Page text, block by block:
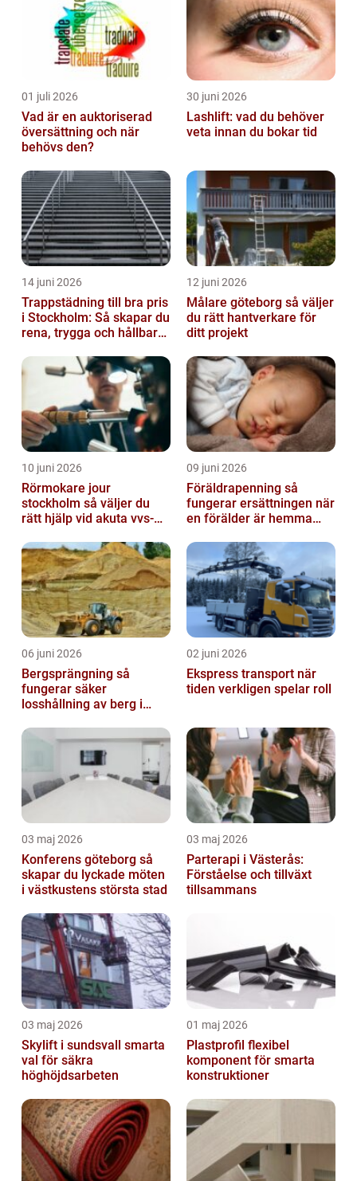
01 juli 2026
Vad är en auktoriserad
översättning och när
behövs den?
30 juni 2026
Lashlift: vad du behöver
veta innan du bokar tid
14 juni 2026
Trappstädning till bra pris
i Stockholm: Så skapar du
rena, trygga och hållbara
12 juni 2026
Målare göteborg så väljer
du rätt hantverkare för
ditt projekt
10 juni 2026
Rörmokare jour
stockholm så väljer du
rätt hjälp vid akuta vvs-
09 juni 2026
Föräldrapenning så
fungerar ersättningen när
en förälder är hemma
06 juni 2026
Bergsprängning så
fungerar säker
losshållning av berg i
02 juni 2026
Ekspress transport när
tiden verkligen spelar roll
03 maj 2026
Konferens göteborg så
skapar du lyckade möten
i västkustens största stad
03 maj 2026
Parterapi i Västerås:
Förståelse och tillväxt
tillsammans
03 maj 2026
Skylift i sundsvall smarta
val för säkra
höghöjdsarbeten
01 maj 2026
Plastprofil flexibel
komponent för smarta
konstruktioner